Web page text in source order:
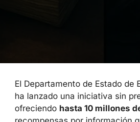
El Departamento de Estado de
ha lanzado una iniciativa sin
ofreciendo hasta 10 millones